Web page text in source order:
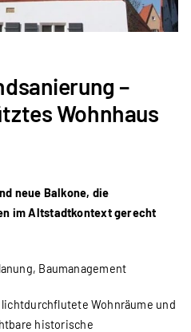
–
Wohnhaus
neue Balkone, die
im Altstadtkontext gerecht
Baumanagement
Wohnräume und
historische